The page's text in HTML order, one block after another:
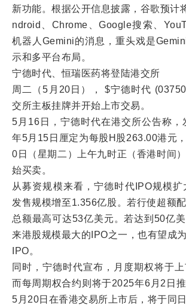
新功能。根据公开信息披露，谷歌预计
ndroid、Chrome、Google搜索、
机器人Gemini的消息，重头戏是
示和多平台布局。
宁德时代、恒瑞医药将登陆港交所
周二（5月20日）， $宁德时代
交所主板挂牌并开始上市交易。
5月16日，宁德时代在港交所公告称，
年5月15日厘定为每股H股263.00港元
0日（星期二）上午九时正（香港时间
始买卖。
从募资规模来看，宁德时代IPO规模扩
发售规模增至1.356亿股。若行使超额
总额最高可达53亿美元。若达到50亿
来港股规模最大的IPO之一，也有望成
IPO。
同时，宁德时代宣布，月度期权将于上
而每周期权合约则将于2025年6月2日
5月20日在香港交易所上市后，将于同